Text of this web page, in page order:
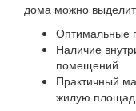
дома можно
Оптимальные
Наличие
помещений
Практичный
жилую